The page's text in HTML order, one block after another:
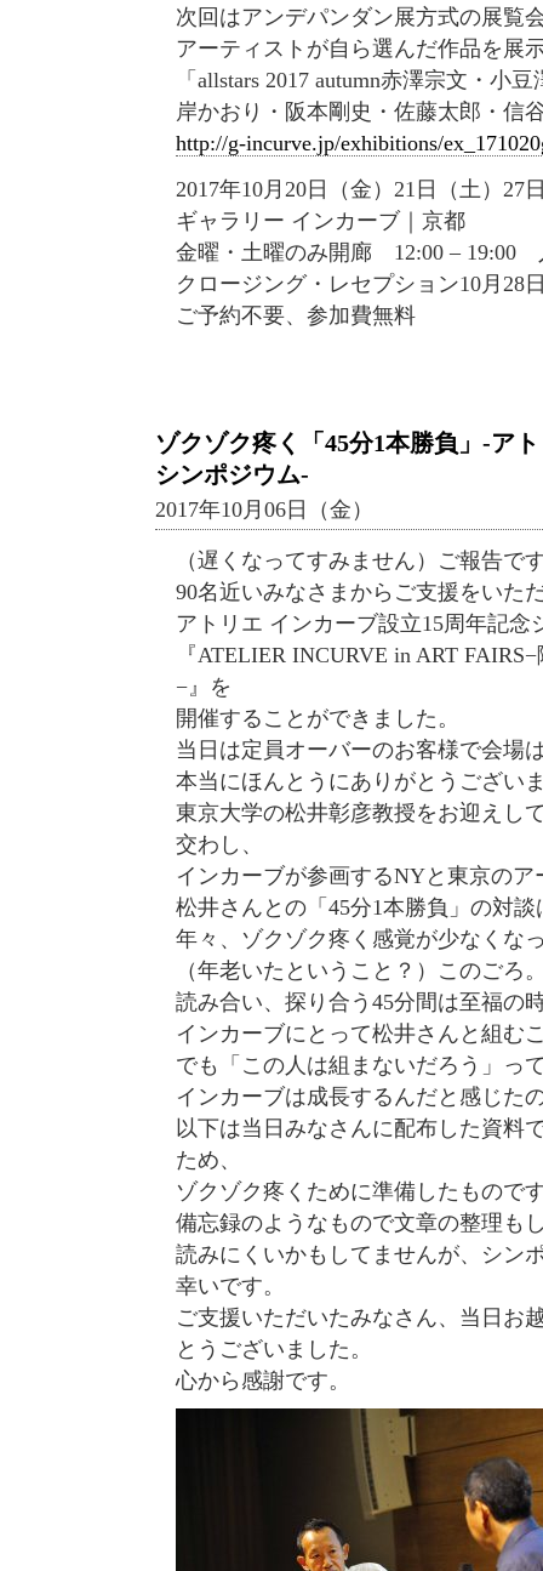
次回はアンデパンダン展方式の展覧
アーティストが自ら選んだ作品を展
「allstars 2017 autumn赤澤宗文・小
岸かおり・阪本剛史・佐藤太郎・信
http://g-incurve.jp/exhibitions/
2017年10月20日（金）21日（土）27
ギャラリー インカーブ｜京都
金曜・土曜のみ開廊 12:00 – 19:00
クロージング・レセプション10月28
ご予約不要、参加費無料
ゾクゾク疼く「45分1本勝負」-ア
シンポジウム-
2017年10月06日（金）
（遅くなってすみません）ご報告で
90名近いみなさまからご支援をいた
アトリエ インカーブ設立15周年記念
『ATELIER INCURVE in ART
−』を
開催することができました。
当日は定員オーバーのお客様で会場
本当にほんとうにありがとうござい
東京大学の松井彰彦教授をお迎えし
交わし、
インカーブが参画するNYと東京の
松井さんとの「45分1本勝負」の対
年々、ゾクゾク疼く感覚が少なくな
（年老いたということ？）このごろ
読み合い、探り合う45分間は至福の
インカーブにとって松井さんと組む
でも「この人は組まないだろう」っ
インカーブは成長するんだと感じた
以下は当日みなさんに配布した資料
ため、
ゾクゾク疼くために準備したもので
備忘録のようなもので文章の整理も
読みにくいかもしてませんが、シン
幸いです。
ご支援いただいたみなさん、当日お
とうございました。
心から感謝です。